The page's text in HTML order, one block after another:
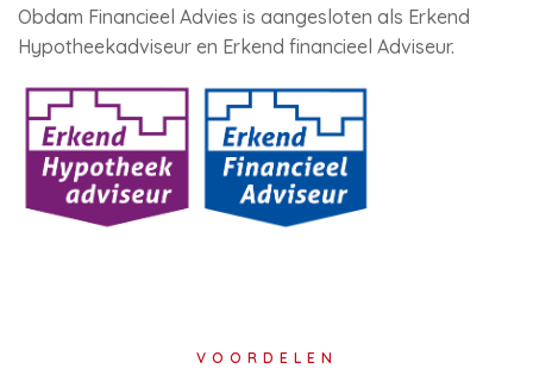
Obdam Financieel Advies is aangesloten als Erkend
Hypotheekadviseur en Erkend financieel Adviseur.
VOORDELEN